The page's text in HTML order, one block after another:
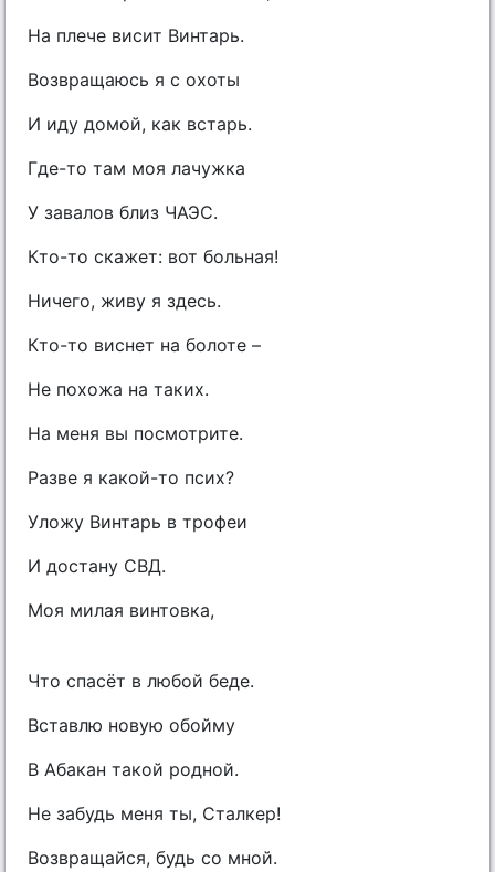
На плече висит Винтарь.
Возвращаюсь я с охоты
И иду домой, как встарь.
Где-то там моя лачужка
У завалов близ ЧАЭС.
Кто-то скажет: вот больная!
Ничего, живу я здесь.
Кто-то виснет на болоте –
Не похожа на таких.
На меня вы посмотрите.
Разве я какой-то псих?
Уложу Винтарь в трофеи
И достану СВД.
Моя милая винтовка,
Что спасёт в любой беде.
Вставлю новую обойму
В Абакан такой родной.
Не забудь меня ты, Сталкер!
Возвращайся, будь со мной.